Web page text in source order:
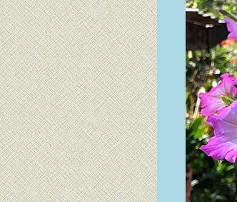
อากาศร้อน ไปชม
ดอกไม้คลายร้อน
กัน: ยี่หุบ เดหลี บัว
น้ำ บัวสวรรค์
กุหลาบพันปี
ว่านเศรษฐีน้ำเต้า
ทอง, ว่านสี่ทิศ
amaryllis สวยๆ
ละ เอื้องครั่ง
ปรง, มะเขือเทศ,
ชบา, พัดโบกแดง
ละ ว่านสี่ทิศ
amaryllis Dancing